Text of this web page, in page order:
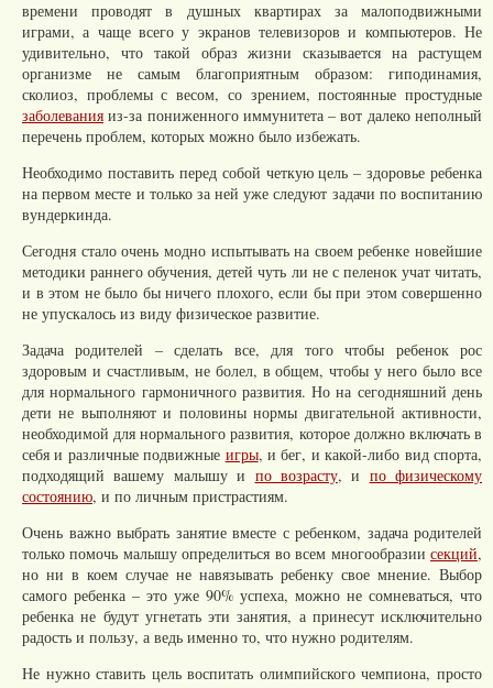
времени проводят в душных квартирах за малоподвижными
играми, а чаще всего у экранов телевизоров и компьютеров. Не
удивительно, что такой образ жизни сказывается на растущем
организме не самым благоприятным образом: гиподинамия,
сколиоз, проблемы с весом, со зрением, постоянные простудные
заболевания из-за пониженного иммунитета – вот далеко неполный
перечень проблем, которых можно было избежать.
Необходимо поставить перед собой четкую цель – здоровье ребенка
на первом месте и только за ней уже следуют задачи по воспитанию
вундеркинда.
Сегодня стало очень модно испытывать на своем ребенке новейшие
методики раннего обучения, детей чуть ли не с пеленок учат читать,
и в этом не было бы ничего плохого, если бы при этом совершенно
не упускалось из виду физическое развитие.
Задача родителей – сделать все, для того чтобы ребенок рос
здоровым и счастливым, не болел, в общем, чтобы у него было все
для нормального гармоничного развития. Но на сегодняшний день
дети не выполняют и половины нормы двигательной активности,
необходимой для нормального развития, которое должно включать в
себя и различные подвижные игры, и бег, и какой-либо вид спорта,
подходящий вашему малышу и по возрасту, и по физическому
состоянию, и по личным пристрастиям.
Очень важно выбрать занятие вместе с ребенком, задача родителей
только помочь малышу определиться во всем многообразии секций,
но ни в коем случае не навязывать ребенку свое мнение. Выбор
самого ребенка – это уже 90% успеха, можно не сомневаться, что
ребенка не будут угнетать эти занятия, а принесут исключительно
радость и пользу, а ведь именно то, что нужно родителям.
Не нужно ставить цель воспитать олимпийского чемпиона, просто